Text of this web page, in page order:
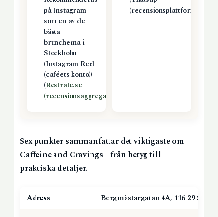
på Instagram
som en av de
bästa
bruncherna i
Stockholm
(Instagram Reel
(caféets konto))
(Restrate.se
(recensionsaggregator)
(recensionsplattform))
Sex punkter sammanfattar det viktigaste om
Caffeine and Cravings – från betyg till
praktiska detaljer.
Adress
Borgmästargatan 4A, 116 29